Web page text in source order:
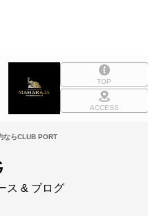
TOP
ACCESS
ならCLUB PORT
ス & ブログ